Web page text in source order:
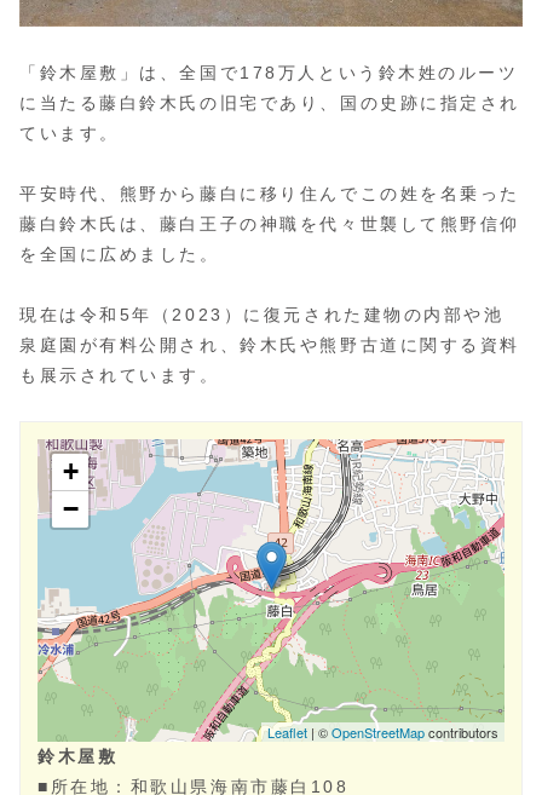
「鈴木屋敷」は、全国で178万人という鈴木姓のルーツ
に当たる藤白鈴木氏の旧宅であり、国の史跡に指定され
ています。
平安時代、熊野から藤白に移り住んでこの姓を名乗った
藤白鈴木氏は、藤白王子の神職を代々世襲して熊野信仰
を全国に広めました。
現在は令和5年（2023）に復元された建物の内部や池
泉庭園が有料公開され、鈴木氏や熊野古道に関する資料
も展示されています。
鈴木屋敷
■所在地： 和歌山県海南市‎藤白108